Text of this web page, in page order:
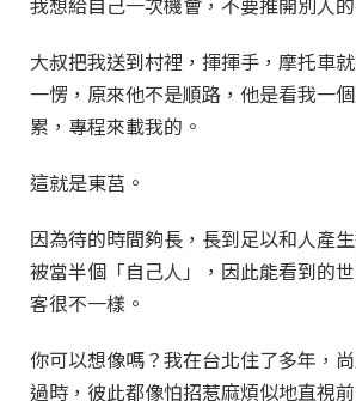
大叔把我送到村裡，揮揮手，摩托車
一愣，原來他不是順路，他是看我一
累，專程來載我的。
這就是東莒。
因為待的時間夠長，長到足以和人產
被當半個「自己人」，因此能看到的
客很不一樣。
你可以想像嗎？我在台北住了多年，
過時，彼此都像怕招惹麻煩似地直視